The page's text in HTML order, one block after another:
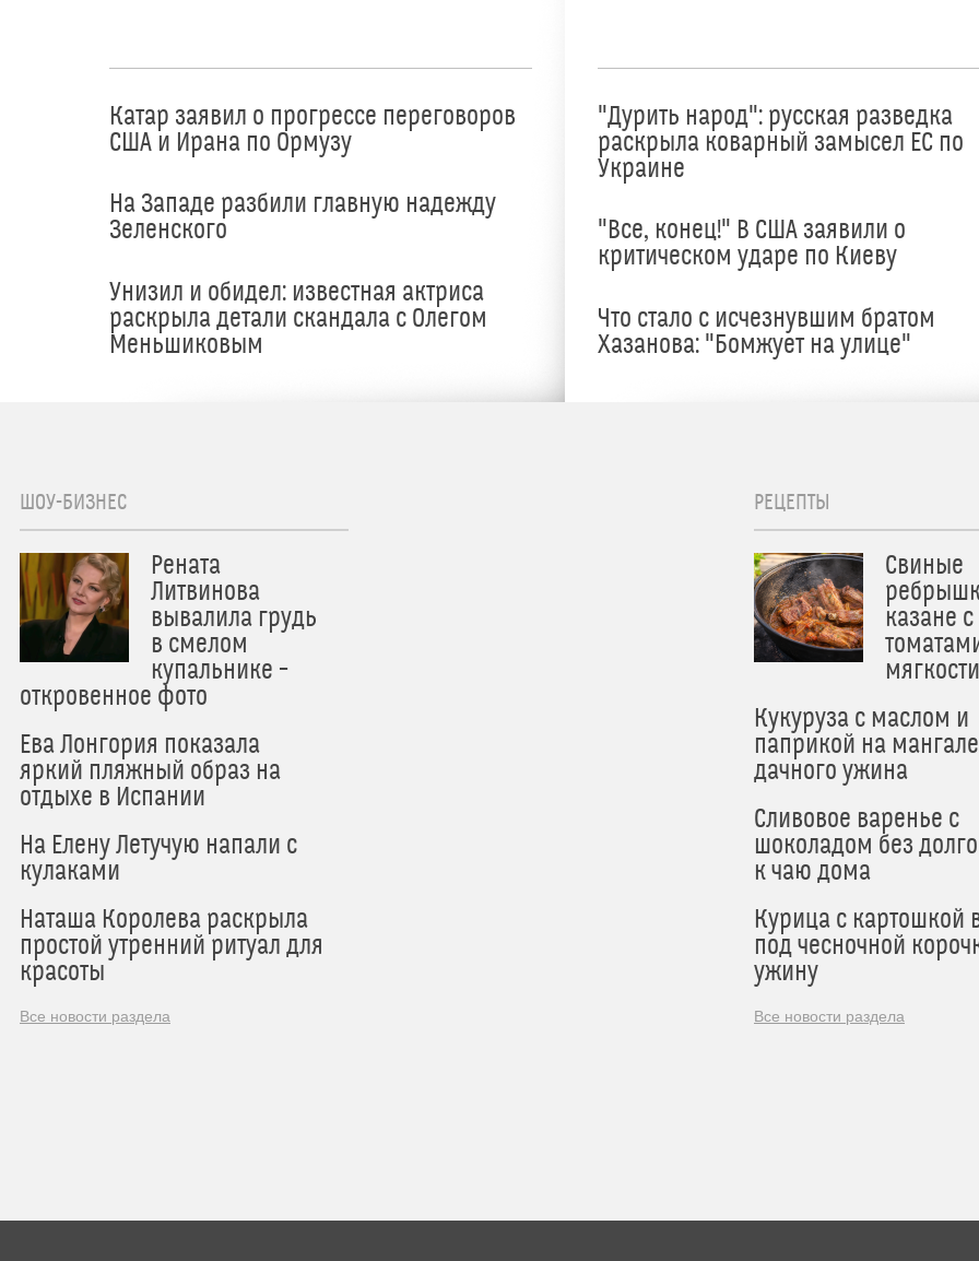
Катар заявил о прогрессе переговоров
США и Ирана по Ормузу
На Западе разбили главную надежду
Зеленского
Унизил и обидел: известная актриса
раскрыла детали скандала с Олегом
Меньшиковым
"Дурить народ": русская разведка
раскрыла коварный замысел ЕС по
Украине
"Все, конец!" В США заявили о
критическом ударе по Киеву
Что стало с исчезнувшим братом
Хазанова: "Бомжует на улице"
ШОУ-БИЗНЕС
Рената
Литвинова
вывалила грудь
в смелом
купальнике –
откровенное фото
Ева Лонгория показала
яркий пляжный образ на
отдыхе в Испании
На Елену Летучую напали с
кулаками
Наташа Королева раскрыла
простой утренний ритуал для
красоты
Все новости раздела
РЕЦЕПТЫ
Свиные
казане
мягкости
Кукуруза с маслом и
паприкой на
дачного ужина
Сливовое варенье с
шоколадом без
к чаю дома
Курица с картошкой
под чесночной
ужину
Все новости раздела